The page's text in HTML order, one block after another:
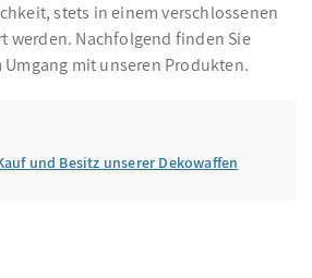
stets in einem verschlossenen
werden. Nachfolgend finden Sie
mit unseren Produkten.
und Besitz unserer Dekowaffen